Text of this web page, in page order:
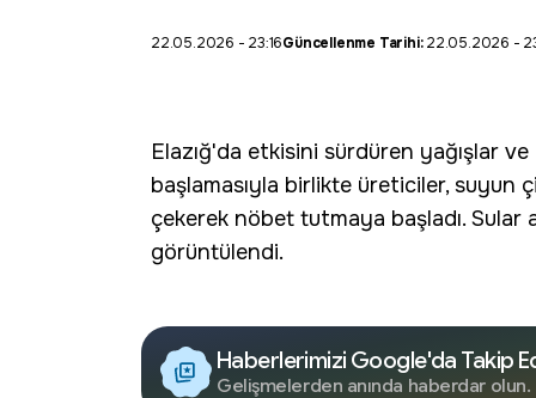
22.05.2026 - 23:16Güncellenme Tarihi:22.05.2026 -
Elazığ'da etkisini sürdüren yağışlar ve
başlamasıyla birlikte üreticiler, suyun
çekerek nöbet tutmaya başladı.
görüntülendi.
Haberlerimizi Google'da Takip
Gelişmelerden anında haberdar olun.